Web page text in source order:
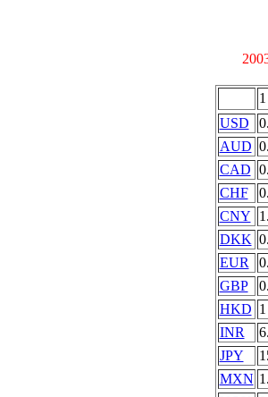
USD
AUD
CAD
CHF
CNY
DKK
EUR
GBP
HKD 1
INR
JPY
MXN